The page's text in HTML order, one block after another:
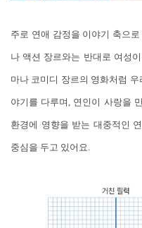
주로 연애 감정을 이야기 축으로
나 액션 장르와는 반대로 여성
마나 코미디 장르의 영화처럼
야기를 다루며, 연인이 사랑을
환경에 영향을 받는 대중적인
중심을 두고 있어요.